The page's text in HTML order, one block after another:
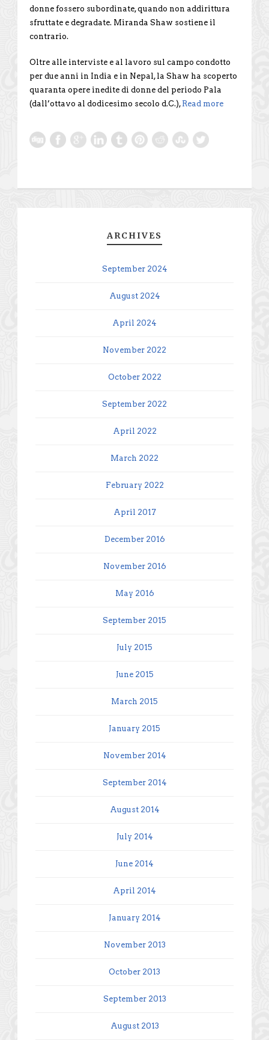
donne fossero subordinate, quando non addirittura
sfruttate e degradate. Miranda Shaw sostiene il
contrario.
Oltre alle interviste e al lavoro sul campo condotto
per due anni in India e in Nepal, la Shaw ha scoperto
quaranta opere inedite di donne del periodo Pala
(dall’ottavo al dodicesimo secolo d.C.), Read more
ARCHIVES
September 2024
August 2024
April 2024
November 2022
October 2022
September 2022
April 2022
March 2022
February 2022
April 2017
December 2016
November 2016
May 2016
September 2015
July 2015
June 2015
March 2015
January 2015
November 2014
September 2014
August 2014
July 2014
June 2014
April 2014
January 2014
November 2013
October 2013
September 2013
August 2013